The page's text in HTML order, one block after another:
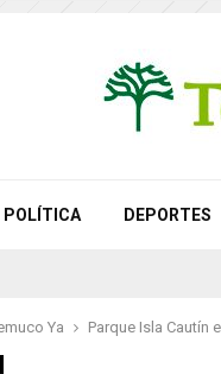
POLÍTICA DEPORTES
Ya Parque Isla Cautín